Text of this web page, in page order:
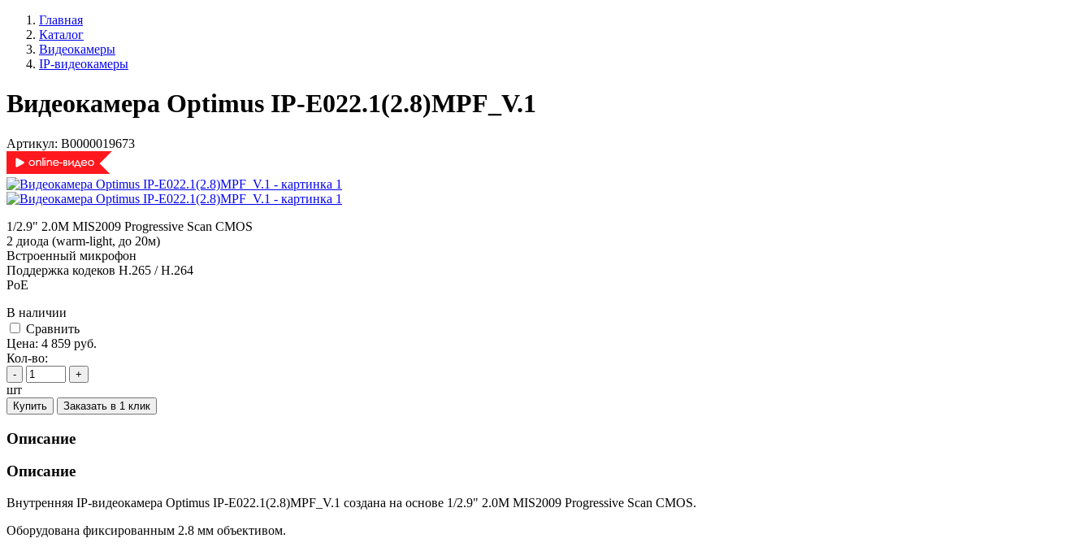
Главная
Каталог
Видеокамеры
IP-видеокамеры
Видеокамера Optimus IP-E022.1(2.8)MPF_V.1
Артикул: В0000019673
1/2.9" 2.0M MIS2009 Progressive Scan CMOS
2 диода (warm-light, до 20м)
Встроенный микрофон
Поддержка кодеков H.265 / H.264
PoE
В наличии
Cравнить
Цена: 4 859 руб.
Кол-во:
- +
шт
Купить Заказать в 1 клик
Описание
Описание
Внутренняя IP-видеокамера Optimus IP-E022.1(2.8)MPF_V.1 создана на основе 1/2.9" 2.0M MIS2009 Progressive Scan CMOS.
Оборудована фиксированным 2.8 мм объективом.